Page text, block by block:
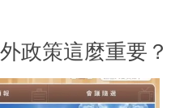
政策這麼重要？